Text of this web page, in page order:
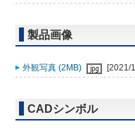
製品画像
外観写真 (2MB) [2021/
CADシンボル